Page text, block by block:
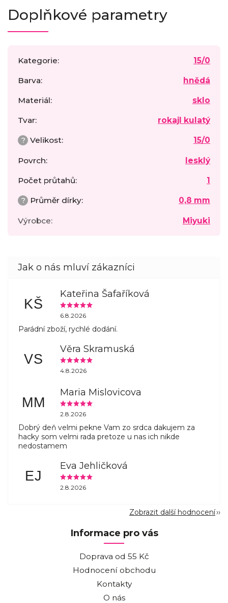
Doplňkové parametry
Kategorie: 15/0
Barva: hnědá
Materiál: sklo
Tvar: rokajl kulatý
? Velikost: 15/0
Povrch: lesklý
Počet průtahů: 1
? Průměr dírky: 0,8 mm
Výrobce: Miyuki
KŠ
Kateřina Šafaříková
6.8.2026
Parádní zboží, rychlé dodání.
VS
Věra Skramuská
4.8.2026
MM
Maria Mislovicova
2.8.2026
Dobrý deň velmi pekne Vam zo srdca dakujem za
hacky som velmi rada pretoze u nas ich nikde
nedostamem
EJ
Eva Jehličková
2.8.2026
Zobrazit další hodnocení
Informace pro vás
Doprava od 55 Kč
Hodnocení obchodu
Kontakty
O nás